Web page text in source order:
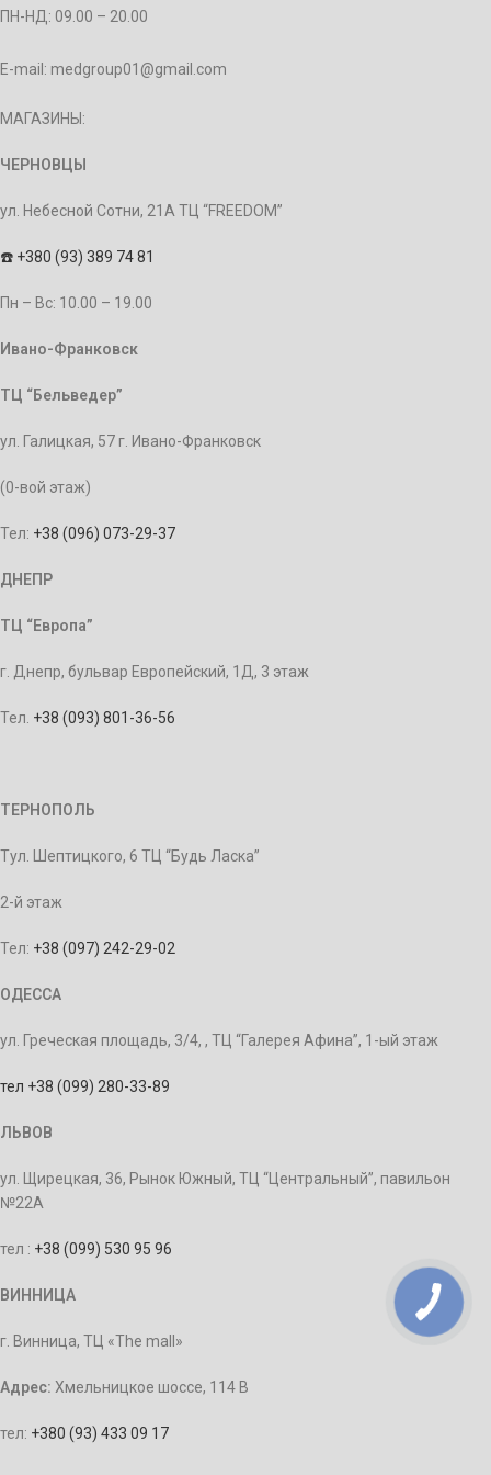
ПН-НД: 09.00 – 20.00
E-mail: medgroup01@gmail.com
МАГАЗИНЫ:
ЧЕРНОВЦЫ
ул. Небесной Сотни, 21А ТЦ “FREEDOM”
☎️ +380 (93) 389 74 81
Пн – Bc: 10.00 – 19.00
Ивано-Франковск
ТЦ “Бельведер”
ул. Галицкая, 57 г. Ивано-Франковск
(0-вой этаж)
Тел: +38 (096) 073-29-37
ДНЕПР
ТЦ “Европа”
г. Днепр, бульвар Европейский, 1Д, 3 этаж
Тел. +38 (093) 801-36-56
ТЕРНОПОЛЬ
Тул. Шептицкого, 6 ТЦ “Будь Ласка”
2-й этаж
Тел: +38 (097) 242-29-02
ОДЕССА
ул. Греческая площадь, 3/4, , ТЦ “Галерея Афина”, 1-ый этаж
тел +38 (099) 280-33-89
ЛЬВОВ
ул. Щирецкая, 36, Рынок Южный, ТЦ “Центральный”, павильон
№22А
тел : +38 (099) 530 95 96
ВИННИЦА
г. Винница, ТЦ «The mall»
Адрес: Хмельницкое шоссе, 114 В
тел: +380 (93) 433 09 17